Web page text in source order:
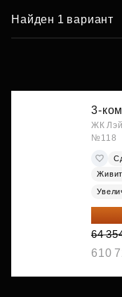
Найден 1 вариант
3-
ЖК
№118
51
64
610